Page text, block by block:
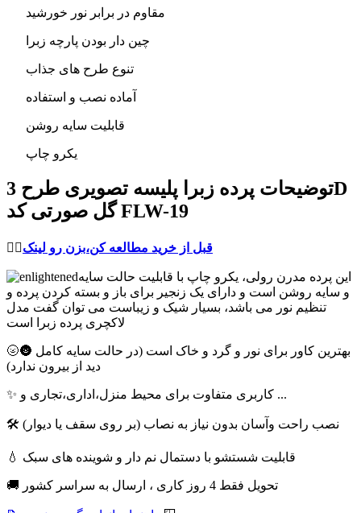
مقاوم در برابر نور خورشید
چین دار بودن پارچه زبرا
تنوع طرح های جذاب
آماده نصب و استفاده
قابلیت سایه روشن
یکرو چاپ
توضیحات پرده زبرا پلیسه تصویری طرح 3D
گل صورتی کد FLW-19
👈🏻قبل از خرید مطالعه کن،بزن رو لینک
این پرده مدرن رولی، یکرو چاپ با قابلیت حالت سایه
و سایه روشن است و دارای یک زنجیر برای باز و بسته کردن پرده و
تنظیم نور می باشد، بسیار شیک و زیباست می توان گفت مدل
لاکچری پرده زبرا است
🌝🌚 بهترین کاور برای نور و گرد و خاک است (در حالت سایه کامل
دید از بیرون ندارد)
✨ کاربری متفاوت برای محیط منزل،اداری،تجاری و ...
🛠 نصب راحت وآسان بدون نیاز به نصاب (بر روی سقف یا دیوار)
💧 قابلیت شستشو با دستمال نم دار و شوینده های سبک
🚚 تحویل فقط 4 روز کاری ، ارسال به سراسر کشور